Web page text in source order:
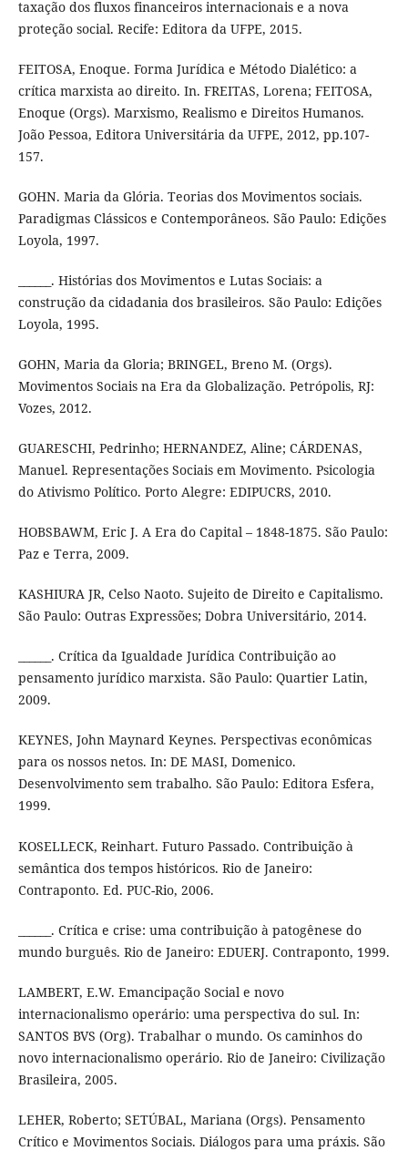
taxação dos fluxos financeiros internacionais e a nova
proteção social. Recife: Editora da UFPE, 2015.
FEITOSA, Enoque. Forma Jurídica e Método Dialético: a
crítica marxista ao direito. In. FREITAS, Lorena; FEITOSA,
Enoque (Orgs). Marxismo, Realismo e Direitos Humanos.
João Pessoa, Editora Universitária da UFPE, 2012, pp.107-
157.
GOHN. Maria da Glória. Teorias dos Movimentos sociais.
Paradigmas Clássicos e Contemporâneos. São Paulo: Edições
Loyola, 1997.
______. Histórias dos Movimentos e Lutas Sociais: a
construção da cidadania dos brasileiros. São Paulo: Edições
Loyola, 1995.
GOHN, Maria da Gloria; BRINGEL, Breno M. (Orgs).
Movimentos Sociais na Era da Globalização. Petrópolis, RJ:
Vozes, 2012.
GUARESCHI, Pedrinho; HERNANDEZ, Aline; CÁRDENAS,
Manuel. Representações Sociais em Movimento. Psicologia
do Ativismo Político. Porto Alegre: EDIPUCRS, 2010.
HOBSBAWM, Eric J. A Era do Capital – 1848-1875. São Paulo:
Paz e Terra, 2009.
KASHIURA JR, Celso Naoto. Sujeito de Direito e Capitalismo.
São Paulo: Outras Expressões; Dobra Universitário, 2014.
______. Crítica da Igualdade Jurídica Contribuição ao
pensamento jurídico marxista. São Paulo: Quartier Latin,
2009.
KEYNES, John Maynard Keynes. Perspectivas econômicas
para os nossos netos. In: DE MASI, Domenico.
Desenvolvimento sem trabalho. São Paulo: Editora Esfera,
1999.
KOSELLECK, Reinhart. Futuro Passado. Contribuição à
semântica dos tempos históricos. Rio de Janeiro:
Contraponto. Ed. PUC-Rio, 2006.
______. Crítica e crise: uma contribuição à patogênese do
mundo burguês. Rio de Janeiro: EDUERJ. Contraponto, 1999.
LAMBERT, E.W. Emancipação Social e novo
internacionalismo operário: uma perspectiva do sul. In:
SANTOS BVS (Org). Trabalhar o mundo. Os caminhos do
novo internacionalismo operário. Rio de Janeiro: Civilização
Brasileira, 2005.
LEHER, Roberto; SETÚBAL, Mariana (Orgs). Pensamento
Crítico e Movimentos Sociais. Diálogos para uma práxis. São